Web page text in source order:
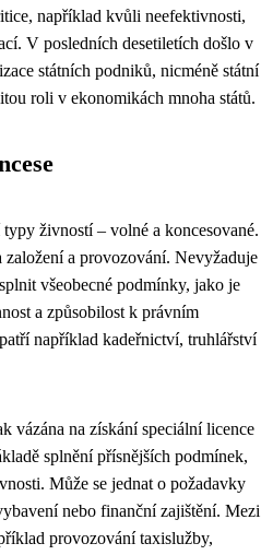
například kvůli neefektivnosti,
V posledních desetiletích došlo v
státních podniků, nicméně státní
roli v ekonomikách mnoha států.
živností – volné a koncesované.
založení a provozování. Nevyžaduje
všeobecné podmínky, jako je
a způsobilost k právním
například kadeřnictví, truhlářství
vázána na získání speciální licence
splnění přísnějších podmínek,
Může se jednat o požadavky
nebo finanční zajištění. Mezi
provozování taxislužby,